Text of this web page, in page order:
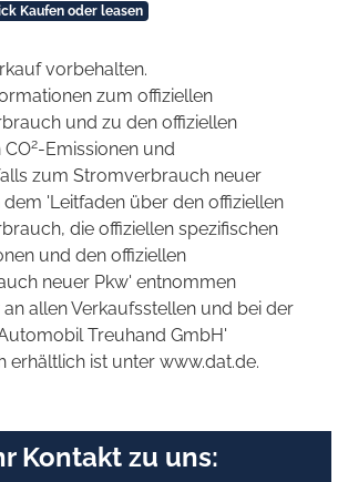
Kaufen oder leasen
vorbehalten.
zum offiziellen
und zu den offiziellen
CO2-Emissionen und
zum Stromverbrauch neuer
dem 'Leitfaden über den offiziellen
die offiziellen spezifischen
und den offiziellen
neuer Pkw' entnommen
allen Verkaufsstellen und bei der
Treuhand GmbH'
erhältlich ist unter www.dat.de.
Kontakt zu uns: